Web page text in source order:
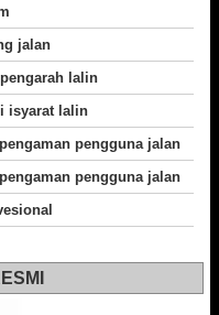
jalan
lalin
isyarat lalin
pengguna jalan
pengguna jalan